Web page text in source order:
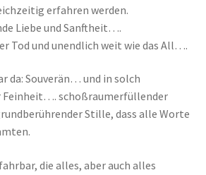
erfahren werden.
Liebe und Sanftheit….
Tod und unendlich weit wie das All….
da: Souverän… und in solch
Feinheit…. schoßraumerfüllender
Stille, dass alle Worte
die alles, aber auch alles